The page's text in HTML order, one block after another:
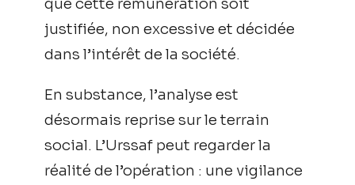
que cette rémunération soit
justifiée, non excessive et décidée
dans l’intérêt de la société.
En substance, l’analyse est
désormais reprise sur le terrain
social. L’Urssaf peut regarder la
réalité de l’opération : une vigilance